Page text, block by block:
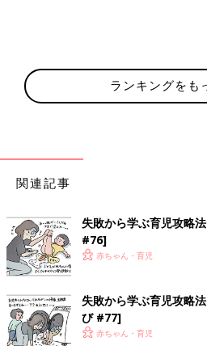
[オムツ王]
一児の父。イクメン。 わかっている
な父親目線の育児漫画。 共働きの妻
中!
ランキングをも
関連記事
失敗から学ぶ育児攻略
#76]
赤ちゃん・育児
失敗から学ぶ育児攻略
び #77]
赤ちゃん・育児